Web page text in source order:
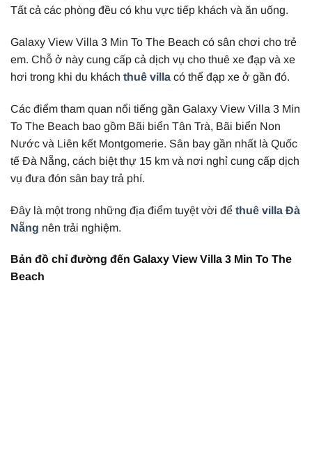
Tất cả các phòng đều có khu vực tiếp khách và ăn uống.
Galaxy View Villa 3 Min To The Beach có sân chơi cho trẻ
em. Chỗ ở này cung cấp cả dịch vụ cho thuê xe đạp và xe
hơi trong khi du khách thuê villa có thể đạp xe ở gần đó.
Các điểm tham quan nổi tiếng gần Galaxy View Villa 3 Min
To The Beach bao gồm Bãi biển Tân Trà, Bãi biển Non
Nước và Liên kết Montgomerie. Sân bay gần nhất là Quốc
tế Đà Nẵng, cách biệt thự 15 km và nơi nghỉ cung cấp dịch
vụ đưa đón sân bay trả phí.
Đây là một trong những địa điểm tuyệt vời để thuê villa Đà
Nẵng nên trải nghiệm.
Bản đồ chỉ đường đến Galaxy View Villa 3 Min To The
Beach